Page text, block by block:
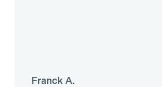
Franck A.